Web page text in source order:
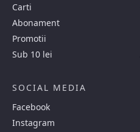
Carti
Abonament
Promotii
Sub 10 lei
SOCIAL MEDIA
Facebook
Instagram